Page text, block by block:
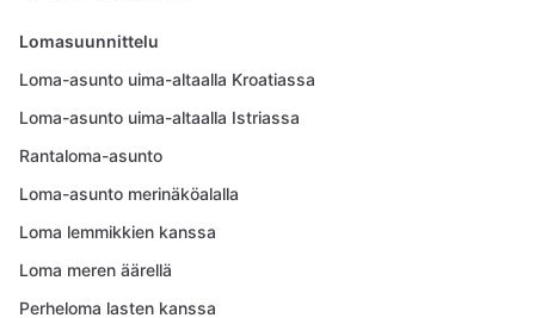
Lomasuunnittelu
Loma-asunto uima-altaalla Kroatiassa
Loma-asunto uima-altaalla Istriassa
Rantaloma-asunto
Loma-asunto merinäköalalla
Loma lemmikkien kanssa
Loma meren äärellä
Perheloma lasten kanssa